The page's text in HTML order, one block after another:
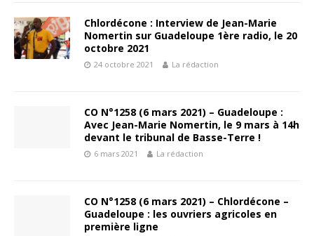
Chlordécone : Interview de Jean-Marie
Nomertin sur Guadeloupe 1ère radio, le 20
octobre 2021
24 octobre 2021 La rédaction
CO N°1258 (6 mars 2021) – Guadeloupe :
Avec Jean-Marie Nomertin, le 9 mars à 14h
devant le tribunal de Basse-Terre !
6 mars 2021 La rédaction
CO N°1258 (6 mars 2021) – Chlordécone –
Guadeloupe : les ouvriers agricoles en
première ligne